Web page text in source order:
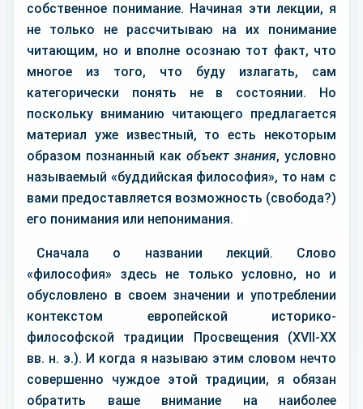
собственное понимание. Начиная эти лекции, я
не только не рассчитываю на их понимание
читающим, но и вполне осознаю тот факт, что
многое из того, что буду излагать, сам
категорически понять не в состоянии. Но
поскольку вниманию читающего предлагается
материал уже известный, то есть некоторым
образом познанный как объект знания, условно
называемый «буддийская философия», то нам с
вами предоставляется возможность (свобода?)
его понимания или непонимания.
Сначала о названии лекций. Слово
«философия» здесь не только условно, но и
обусловлено в своем значении и употреблении
контекстом европейской историко-
философской традиции Просвещения (XVII-XX
вв. н. э.). И когда я называю этим словом нечто
совершенно чуждое этой традиции, я обязан
обратить ваше внимание на наиболее